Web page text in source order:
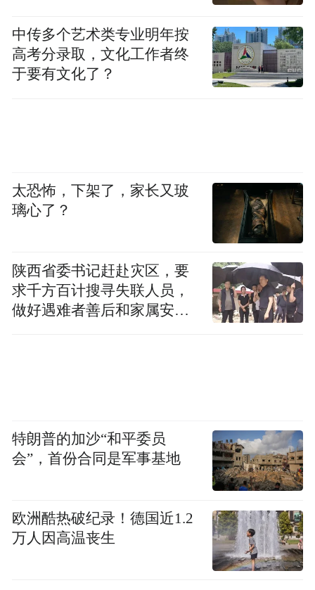
中传多个艺术类专业明年按
高考分录取，文化工作者终
于要有文化了？
太恐怖，下架了，家长又玻
璃心了？
陕西省委书记赶赴灾区，要
求千方百计搜寻失联人员，
做好遇难者善后和家属安抚
特朗普的加沙“和平委员
会”，首份合同是军事基地
欧洲酷热破纪录！德国近1.2
万人因高温丧生